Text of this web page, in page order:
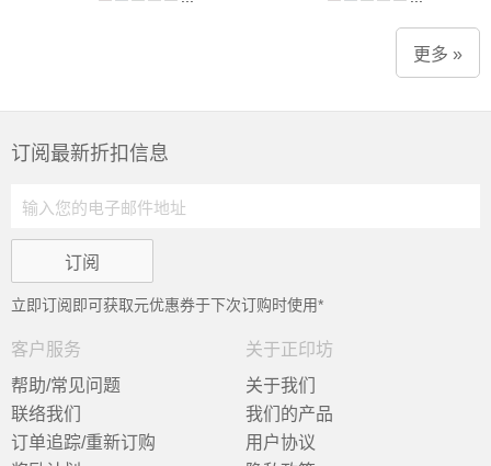
更多 »
订阅最新折扣信息
立即订阅即可获取元优惠券于下次订购时使用*
客户服务
帮助/常见问题
联络我们
订单追踪/重新订购
关于正印坊
关于我们
我们的产品
用户协议